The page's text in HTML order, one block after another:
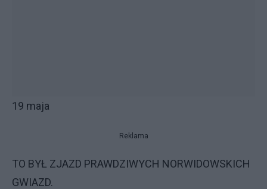
19 maja
Reklama
TO BYŁ ZJAZD PRAWDZIWYCH NORWIDOWSKICH
GWIAZD.